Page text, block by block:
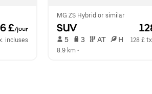
£/jour
incluses
MG ZS Hybrid or similar
SUV
5 3 AT H
128 £
8.9 km •